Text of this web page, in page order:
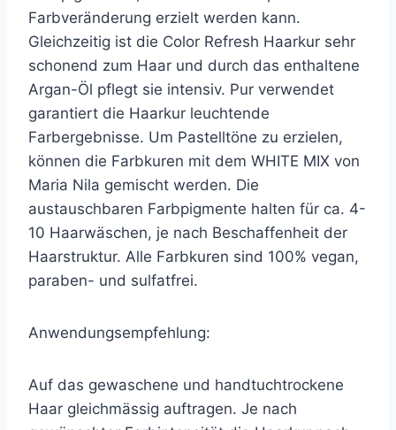
Farbveränderung erzielt werden kann.
Gleichzeitig ist die Color Refresh Haarkur sehr
schonend zum Haar und durch das enthaltene
Argan-Öl pflegt sie intensiv. Pur verwendet
garantiert die Haarkur leuchtende
Farbergebnisse. Um Pastelltöne zu erzielen,
können die Farbkuren mit dem WHITE MIX von
Maria Nila gemischt werden. Die
austauschbaren Farbpigmente halten für ca. 4-
10 Haarwäschen, je nach Beschaffenheit der
Haarstruktur. Alle Farbkuren sind 100% vegan,
paraben- und sulfatfrei.
Anwendungsempfehlung:
Auf das gewaschene und handtuchtrockene
Haar gleichmässig auftragen. Je nach